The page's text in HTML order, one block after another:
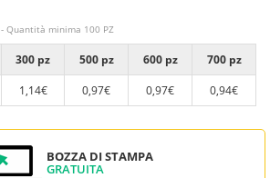
- Quantità minima 100 PZ
300 pz 500 pz 600 pz
700 pz
1,14€ 0,97€ 0,97€ 0,94€
BOZZA DI STAMPA
GRATUITA